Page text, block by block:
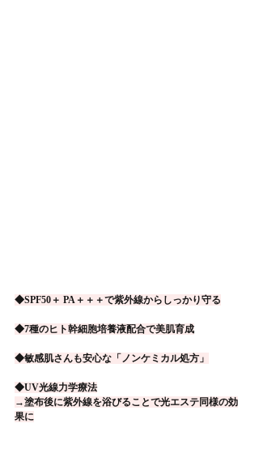
◆SPF50＋ PA＋＋＋で紫外線からしっかり守る
◆7種のヒト幹細胞培養液配合で美肌育成
◆敏感肌さんも安心な「ノンケミカル処方」
◆UV光線力学療法
→塗布後に紫外線を浴びることで光エステ同様の効
果に